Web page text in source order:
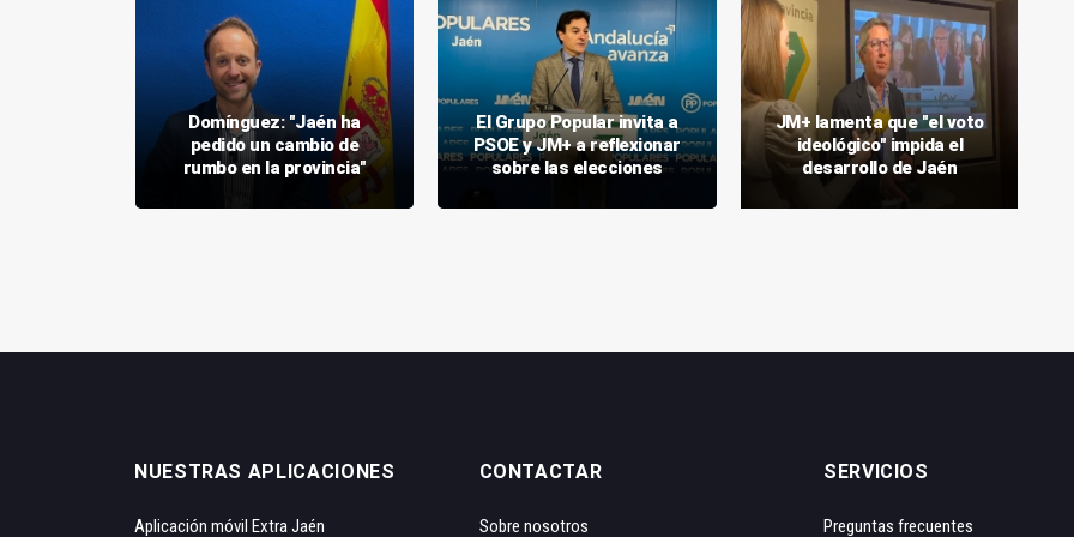
Domínguez: "Jaén ha
pedido un cambio de
rumbo en la provincia"
El Grupo Popular invita a
PSOE y JM+ a reflexionar
sobre las elecciones
JM+ lamenta que "el voto
ideológico" impida el
desarrollo de Jaén
NUESTRAS APLICACIONES
Aplicación móvil Extra Jaén
CONTACTAR
Sobre nosotros
SERVICIOS
Preguntas frecuentes